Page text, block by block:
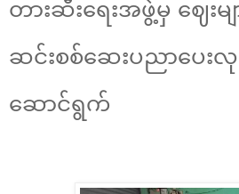
တားဆီးရေးအဖွဲ့မှ ဈေးမ
ဆင်းစစ်ဆေးပညာပေးလုပ်
ဆောင်ရွက်